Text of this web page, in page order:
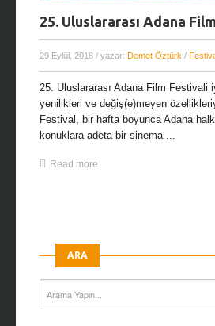
25. Uluslararası Adana
29 Eylül, 2018 / yazar: Demet Öztürk /
25. Uluslararası Adana Film Festivali
yenilikleri ve değiş(e)meyen
Festival, bir hafta boyunca Adana
konuklara adeta bir sinema ...
Read more
ARA